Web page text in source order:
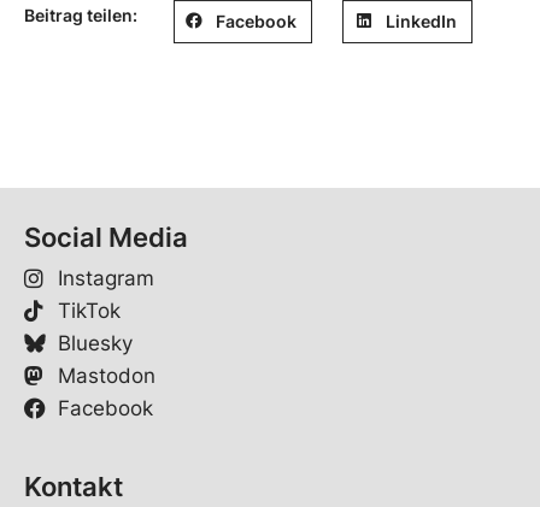
Beitrag teilen: Facebook LinkedIn
Social Media
Instagram
TikTok
Bluesky
Mastodon
Facebook
Kontakt